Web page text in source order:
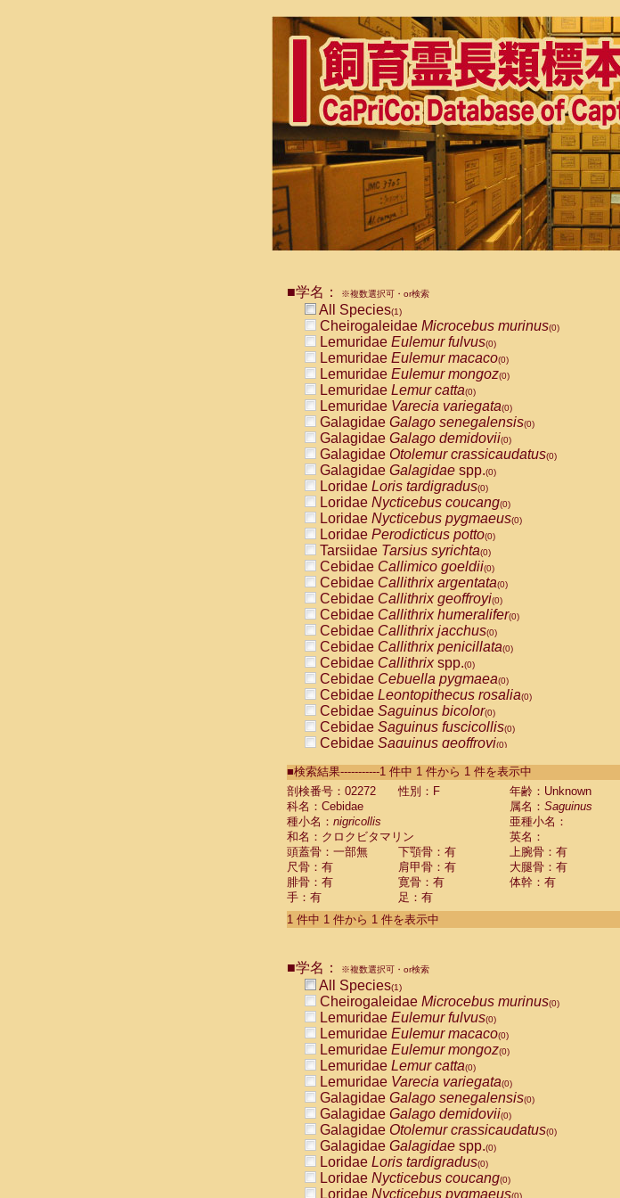
■学名： ※複数選択可・or検索
All Species(1)
Cheirogaleidae Microcebus murinus(0)
Lemuridae Eulemur fulvus(0)
Lemuridae Eulemur macaco(0)
Lemuridae Eulemur mongoz(0)
Lemuridae Lemur catta(0)
Lemuridae Varecia variegata(0)
Galagidae Galago senegalensis(0)
Galagidae Galago demidovii(0)
Galagidae Otolemur crassicaudatus(0)
Galagidae Galagidae spp.(0)
Loridae Loris tardigradus(0)
Loridae Nycticebus coucang(0)
Loridae Nycticebus pygmaeus(0)
Loridae Perodicticus potto(0)
Tarsiidae Tarsius syrichta(0)
Cebidae Callimico goeldii(0)
Cebidae Callithrix argentata(0)
Cebidae Callithrix geoffroyi(0)
Cebidae Callithrix humeralifer(0)
Cebidae Callithrix jacchus(0)
Cebidae Callithrix penicillata(0)
Cebidae Callithrixspp.(0)
Cebidae Cebuella pygmaea(0)
Cebidae Leontopithecus rosalia(0)
Cebidae Saguinus bicolor(0)
Cebidae Saguinus fuscicollis(0)
Cebidae Saguinus geoffroyi(0)
CebidaeSaguinus labiatus(0)
Cebidae Saguinus leucopus (0)
Cebidae
CebidaeSaguinus mystax
CebidaeSaguinus nigricollis (1)
Cebidae Saguinus oedipus
Cebidae Saguinus weddelli
Cebidae Saguinusspp.
Cebidae Aotus trivirgatus
Cebidae Cebus albifrons
CebidaeCebus nigrivittatus
CebidaeCebus
CebidaeSaimiri boliviensis(0)
CebidaeSaimiri sciureus(0)
AtelidaeAlouatta caraya(0)
AtelidaeAlouatta fusca(0)
AtelidaeAlouatta seniculus
AtelidaeAlouattaspp.(0)
AtelidaeAteles belzebuth(0)
AtelidaeAteles geoffroyi(0)
AtelidaeAteles paniscus(0)
AtelidaeAtelesspp.(0)
Atelidae Lagothrix lagothricha
AtelidaeLagothrix lagothricha cana
PitheciidaeCacajao calvus rubicundus
■検索結果-----------1 件中 1 件から 1 件を表示中
剖検番号：02272
性別：F
年齢：Unknown
科名：Cebidae
属名： Saguinus
種小名： nigricollis
亜種小名：
和名：クロクビタマリン
英名：
頭蓋骨：一部無
下顎骨：有 上腕骨：有
尺骨：有
肩甲骨：有 大腿骨：有
腓骨：有
寛骨：有
体幹：有
手：有
足：有
1 件中 1 件から 1 件を表示中
■学名： ※複数選択可・or検索
All Species(1)
Cheirogaleidae Microcebus murinus(0)
Lemuridae Eulemur fulvus(0)
Lemuridae Eulemur macaco(0)
Lemuridae Eulemur mongoz(0)
Lemuridae Lemur catta(0)
Lemuridae Varecia variegata(0)
Galagidae Galago senegalensis(0)
Galagidae Galago demidovii(0)
Galagidae Otolemur crassicaudatus(0)
Galagidae Galagidae spp.(0)
Loridae Loris tardigradus(0)
Loridae Nycticebus coucang(0)
Loridae Nycticebus pygmaeus(0)